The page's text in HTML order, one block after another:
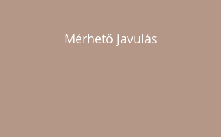
Mérhető javulás